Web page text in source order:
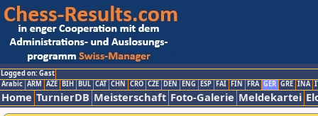
Logged on: Gast
Arabic ARM AZE BIH BUL CAT CHN CRO CZE DEN ENG ESP FAI FIN FRA GER GRE INA
Home TurnierDB Meisterschaft Foto-Galerie Meldekartei